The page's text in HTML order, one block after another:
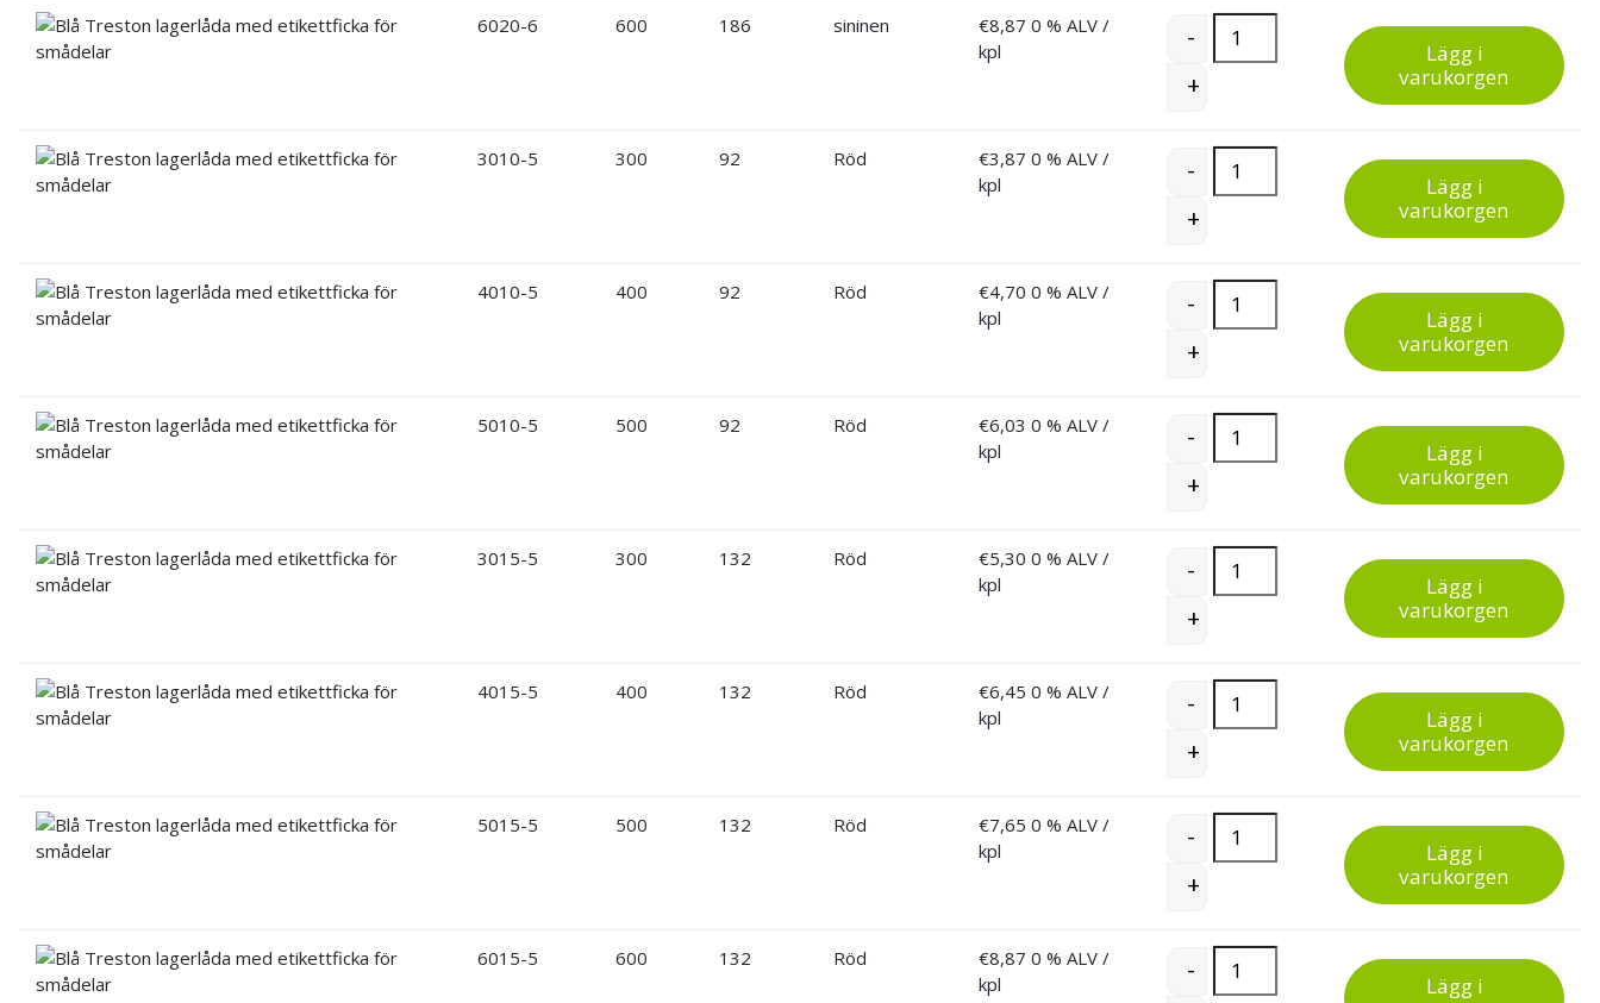
6020-6 600 186 sininen €8,87 0 % ALV /
kpl
- Treston hyllbackar quantity
+
Lägg i
varukorgen
3010-5 300 92 Röd €3,87 0 % ALV /
kpl
- Treston hyllbackar quantity
+
Lägg i
varukorgen
4010-5 400 92 Röd €4,70 0 % ALV /
kpl
- Treston hyllbackar quantity
+
Lägg i
varukorgen
5010-5 500 92 Röd €6,03 0 % ALV /
kpl
- Treston hyllbackar quantity
+
Lägg i
varukorgen
3015-5 300 132 Röd €5,30 0 % ALV /
kpl
- Treston hyllbackar quantity
+
Lägg i
varukorgen
4015-5 400 132 Röd €6,45 0 % ALV /
kpl
- Treston hyllbackar quantity
+
Lägg i
varukorgen
5015-5 500 132 Röd €7,65 0 % ALV /
kpl
- Treston hyllbackar quantity
+
Lägg i
varukorgen
6015-5 600 132 Röd €8,87 0 % ALV /
kpl
- Treston hyllbackar quantity
Lägg i